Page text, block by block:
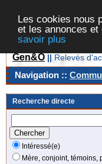
Les cookies nous
et les annonces
savoir plus
Gen&O || Relevés
Navigation ::
Recherche directe
Intéressé(e)
Mère, conjoint, témoins,